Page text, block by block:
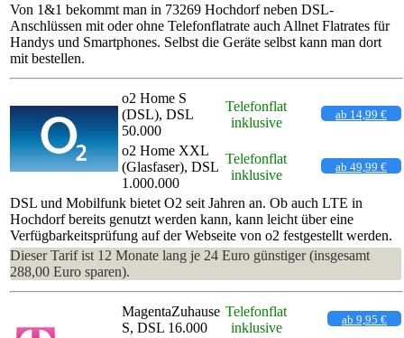
Von 1&1 bekommt man in 73269 Hochdorf neben DSL-
Anschlüssen mit oder ohne Telefonflatrate auch Allnet Flatrates für
Handys und Smartphones. Selbst die Geräte selbst kann man dort
mit bestellen.
o2 Home S
(DSL), DSL
50.000
Telefonflat
inklusive
ab 14,99 €
o2 Home XXL
(Glasfaser), DSL
1.000.000
Telefonflat
inklusive
ab 49,99 €
DSL und Mobilfunk bietet O2 seit Jahren an. Ob auch LTE in
Hochdorf bereits genutzt werden kann, kann leicht über eine
Verfügbarkeitsprüfung auf der Webseite von o2 festgestellt werden.
Dieser Tarif ist 12 Monate lang je 24 Euro günstiger (insgesamt
288,00 Euro sparen).
MagentaZuhause
S, DSL 16.000
Telefonflat
inklusive
ab 9,95 €